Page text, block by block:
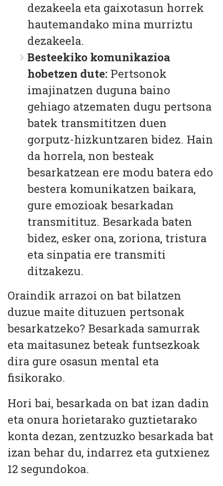
dezakeela eta gaixotasun horrek
hautemandako mina murriztu
dezakeela.
Besteekiko komunikazioa
hobetzen dute: Pertsonok
imajinatzen duguna baino
gehiago atzematen dugu pertsona
batek transmititzen duen
gorputz-hizkuntzaren bidez. Hain
da horrela, non besteak
besarkatzean ere modu batera edo
bestera komunikatzen baikara,
gure emozioak besarkadan
transmitituz. Besarkada baten
bidez, esker ona, zoriona, tristura
eta sinpatia ere transmiti
ditzakezu.
Oraindik arrazoi on bat bilatzen
duzue maite dituzuen pertsonak
besarkatzeko? Besarkada samurrak
eta maitasunez beteak funtsezkoak
dira gure osasun mental eta
fisikorako.
Hori bai, besarkada on bat izan dadin
eta onura horietarako guztietarako
konta dezan, zentzuzko besarkada bat
izan behar du, indarrez eta gutxienez
12 segundokoa.